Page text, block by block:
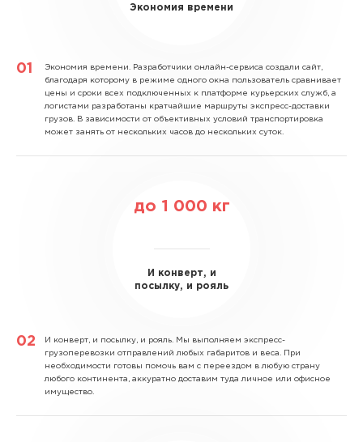
Экономия времени
Экономия времени. Разработчики онлайн-сервиса создали сайт,
благодаря которому в режиме одного окна пользователь сравнивает
цены и сроки всех подключенных к платформе курьерских служб, а
логистами разработаны кратчайшие маршруты экспресс-доставки
грузов. В зависимости от объективных условий транспортировка
может занять от нескольких часов до нескольких суток.
до 1 000 кг
И конверт, и
посылку, и рояль
И конверт, и посылку, и рояль. Мы выполняем экспресс-
грузоперевозки отправлений любых габаритов и веса. При
необходимости готовы помочь вам с переездом в любую страну
любого континента, аккуратно доставим туда личное или офисное
имущество.